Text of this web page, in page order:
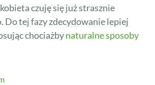
czuję się już strasznie
Do tej fazy zdecydowanie lepiej
chociażbynaturalne sposoby